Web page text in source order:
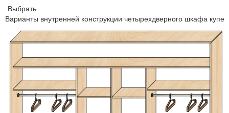
Выбрать
Варианты внутренней конструкции четырехдверного шкафа купе